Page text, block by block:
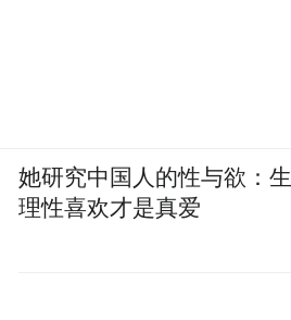
她研究中国人的性与欲：生
理性喜欢才是真爱